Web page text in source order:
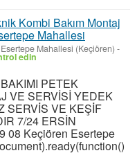
Kombi Bakım Montaj
Mahallesi
Esertepe Mahallesi (Keçiören) -
edin
PETEK
VE SERVİSİ YEDEK
SERVİS VE KEŞİF
7/24 ERSİN
08 Keçiören Esertepe